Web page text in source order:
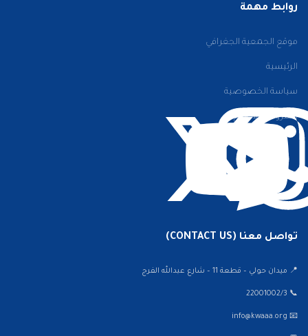
روابط مهمة
موقع الجمعية الجغرافي
الرئيسية
سياسة الخصوصية
الشروط والأحكام
تواصل معنا (CONTACT US)
📍 ميدان حولي – قطعة 11 – شارع عبدالله الفرج
📞 22001002/3
📧 info@kwaaa.org